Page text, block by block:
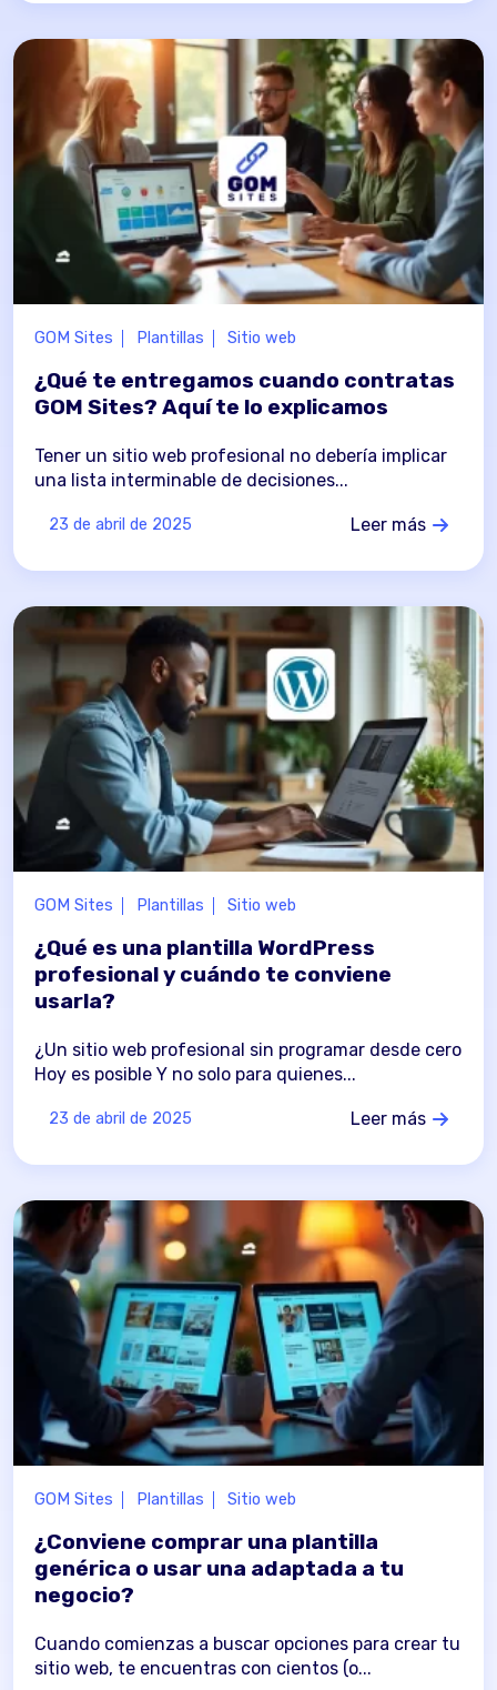
GOM Sites Plantillas Sitio web
¿Qué te entregamos cuando contratas
GOM Sites? Aquí te lo explicamos
Tener un sitio web profesional no debería implicar
una lista interminable de decisiones...
23 de abril de 2025 Leer más
GOM Sites Plantillas Sitio web
¿Qué es una plantilla WordPress
profesional y cuándo te conviene
usarla?
¿Un sitio web profesional sin programar desde cero
Hoy es posible Y no solo para quienes...
23 de abril de 2025 Leer más
GOM Sites Plantillas Sitio web
¿Conviene comprar una plantilla
genérica o usar una adaptada a tu
negocio?
Cuando comienzas a buscar opciones para crear tu
sitio web, te encuentras con cientos (o...